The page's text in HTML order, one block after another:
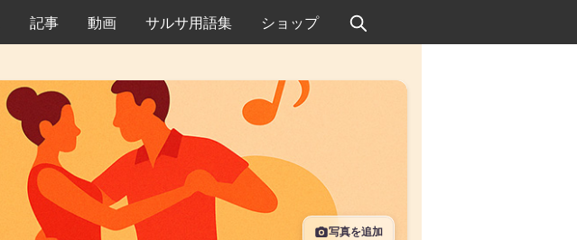
記事 動画 サルサ用語集 ショップ
写真を追加